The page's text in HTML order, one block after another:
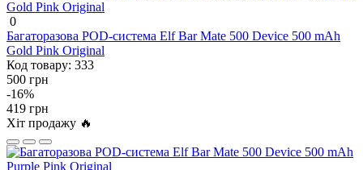
0
Багаторазова POD-система Elf Bar Mate 500 Device 500 mAh
Gold Pink Original
Код товару: 333
500 грн
-16%
419 грн
Хіт продажу 🔥